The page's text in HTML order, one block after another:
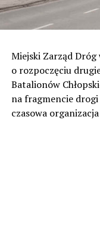
Miejski Zarząd
o rozpoczęciu
Batalionów
na fragmencie
czasowa